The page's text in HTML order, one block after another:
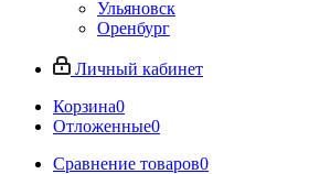
Ульяновск
Оренбург
Личный кабинет
Корзина0
Отложенные0
Сравнение товаров0